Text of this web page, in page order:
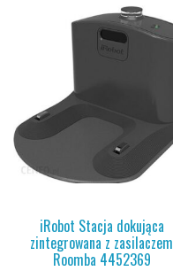
iRobot Stacja dokująca
zintegrowana z zasilaczem
Roomba 4452369